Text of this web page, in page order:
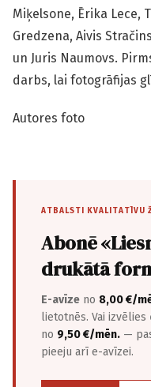
Miķelsone, Ērika Lece,
Gredzena, Aivis
un Juris Naumovs.
darbs, lai fotogrāfijas
Autores foto
ATBALSTI KVALITATĪVU
Abonē
drukātā
E-avīze no 8,00 €/
lietotnēs. Vai izvēlies
no 9,50 €/mēn. —
pieeju arī e-avīzei.